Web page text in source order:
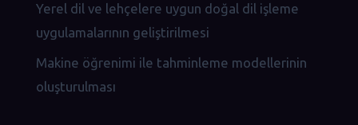
Yerel dil ve lehçelere uygun doğal dil işleme
uygulamalarının geliştirilmesi
Makine öğrenimi ile tahminleme modellerinin
oluşturulması